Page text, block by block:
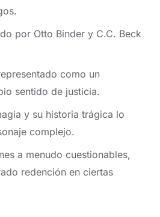
por Otto Binder y C.C. Beck
como un
sentido de justicia.
y su historia trágica lo
complejo.
a menudo cuestionables,
redención en ciertas